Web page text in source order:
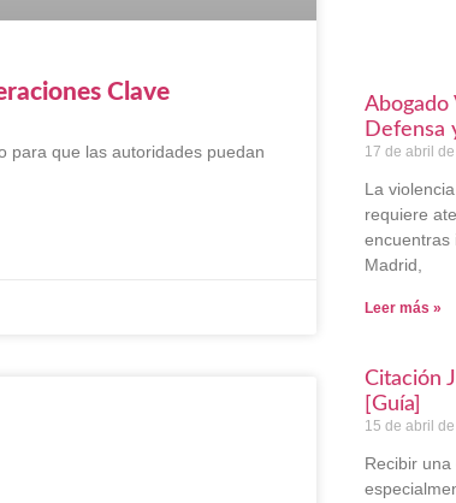
Clave
para que las autoridades puedan
Abogado
Defensa
17 de abril
La
requiere
encuentras
Madrid,
Leer más »
Citación
[Guía]
15 de abril
Recibir una